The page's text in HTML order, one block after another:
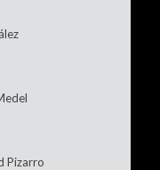
Pizarro